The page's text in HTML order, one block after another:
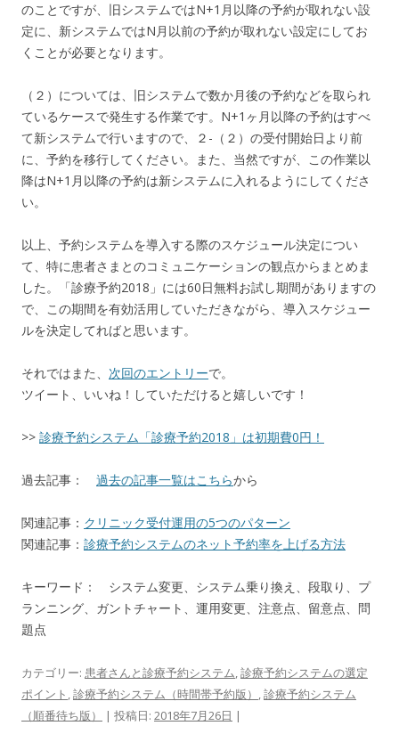
のことですが、旧システムではN+1月以降の予約が取れない設
定に、新システムではN月以前の予約が取れない設定にしてお
くことが必要となります。
（２）については、旧システムで数か月後の予約などを取られ
ているケースで発生する作業です。N+1ヶ月以降の予約はすべ
て新システムで行いますので、２-（２）の受付開始日より前
に、予約を移行してください。また、当然ですが、この作業以
降はN+1月以降の予約は新システムに入れるようにしてくださ
い。
以上、予約システムを導入する際のスケジュール決定につい
て、特に患者さまとのコミュニケーションの観点からまとめま
した。「診療予約2018」には60日無料お試し期間がありますの
で、この期間を有効活用していただきながら、導入スケジュー
ルを決定してればと思います。
それではまた、 次回のエントリーで。
ツイート、いいね！していただけると嬉しいです！
>> 診療予約システム「診療予約2018」は初期費0円！
過去記事： 過去の記事一覧はこちらから
関連記事： クリニック受付運用の5つのパターン
関連記事： 診療予約システムのネット予約率を上げる方法
キーワード： システム変更、システム乗り換え、段取り、プ
ランニング、ガントチャート、運用変更、注意点、留意点、問
題点
カテゴリー: 患者さんと診療予約システム,診療予約システムの選定
ポイント ,診療予約システム（時間帯予約版） ,診療予約システム
（順番待ち版）
| 投稿日: 2018年7月26日 |